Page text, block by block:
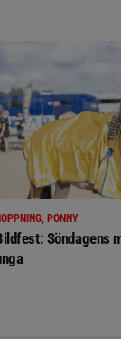
PONNY
Söndagens